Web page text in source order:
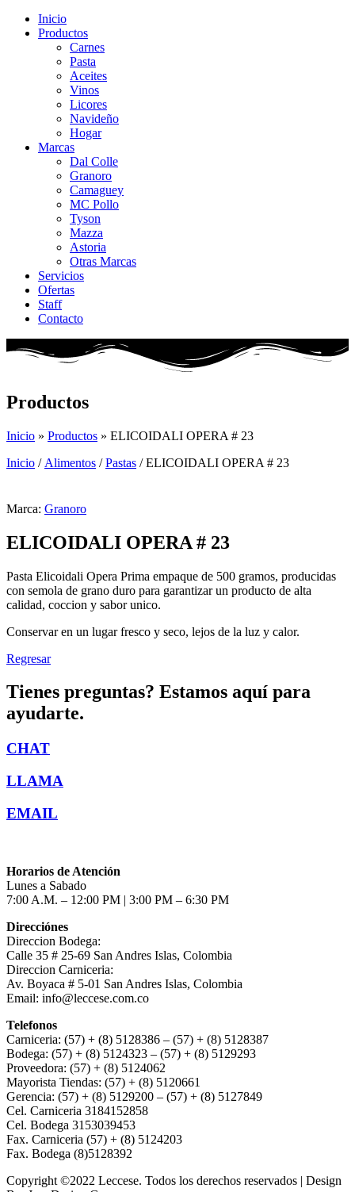
Inicio
Productos
Carnes
Pasta
Aceites
Vinos
Licores
Navideño
Hogar
Marcas
Dal Colle
Granoro
Camaguey
MC Pollo
Tyson
Mazza
Astoria
Otras Marcas
Servicios
Ofertas
Staff
Contacto
Productos
Inicio » Productos » ELICOIDALI OPERA # 23
Inicio / Alimentos /Pastas / ELICOIDALI OPERA # 23
Marca: Granoro
ELICOIDALI OPERA # 23
Pasta Elicoidali Opera Prima empaque de 500 gramos, producidas
con semola de grano duro para garantizar un producto de alta
calidad, coccion y sabor unico.
Conservar en un lugar fresco y seco, lejos de la luz y calor.
Regresar
Tienes preguntas? Estamos aquí para
ayudarte.
CHAT
LLAMA
EMAIL
Horarios de Atención
Lunes a Sabado
7:00 A.M. – 12:00 PM | 3:00 PM – 6:30 PM
Direcciónes
Direccion Bodega:
Calle 35 # 25-69 San Andres Islas, Colombia
Direccion Carniceria:
Av. Boyaca # 5-01 San Andres Islas, Colombia
Email: info@leccese.com.co
Telefonos
Carniceria: (57) + (8) 5128386 – (57) + (8) 5128387
Bodega: (57) + (8) 5124323 – (57) + (8) 5129293
Proveedora: (57) + (8) 5124062
Mayorista Tiendas: (57) + (8) 5120661
Gerencia: (57) + (8) 5129200 – (57) + (8) 5127849
Cel. Carniceria 3184152858
Cel. Bodega 3153039453
Fax. Carniceria (57) + (8) 5124203
Fax. Bodega (8)5128392
Copyright ©2022 Leccese. Todos los derechos reservados | Design